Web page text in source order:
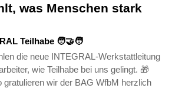
was Menschen stark
Teilhabe 🧑‍🤝‍🧑
die neue INTEGRAL-Werkstattleitung
wie Teilhabe bei uns gelingt. 🎁
gratulieren wir der BAG WfbM herzlich